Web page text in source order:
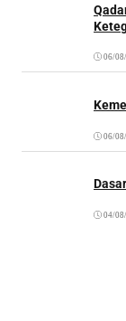
06/
06/
04/